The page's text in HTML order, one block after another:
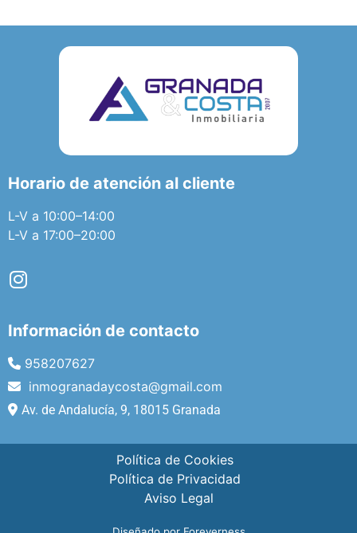
Horario de atención al cliente
L-V a 10:00–14:00
L-V a 17:00–20:00
Información de contacto
958207627
inmogranadaycosta@gmail.com
Av. de Andalucía, 9, 18015 Granada
Política de Cookies
Política de Privacidad
Aviso Legal